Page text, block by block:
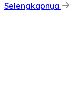
Selengkapnya